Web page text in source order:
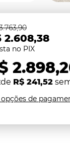
2.608,38
de R$ 241,52
opções de